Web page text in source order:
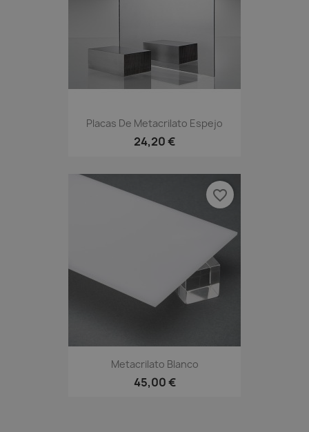
Placas De Metacrilato Espejo
24,20 €
Metacrilato Blanco
45,00 €
favorite_border